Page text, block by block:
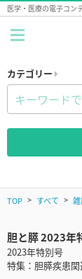
医学・医療の電子コン
カテゴリー
TOP すべて
胆と膵 2023年
2023年特別号
特集：胆膵疾患